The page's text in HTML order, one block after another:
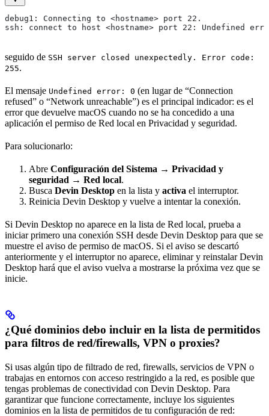
debug1: Connecting to <hostname> port 22.
ssh: connect to host <hostname> port 22: Undefined
seguido de SSH server closed unexpectedly. Error code:
255.
El mensaje Undefined error: 0 (en lugar de “Connection
refused” o “Network unreachable”) es el principal indicador: es el
error que devuelve macOS cuando no se ha concedido a una
aplicación el permiso de Red local en Privacidad y seguridad.
Para solucionarlo:
Abre Configuración del Sistema → Privacidad y
seguridad → Red local.
Busca Devin Desktop en la lista y activa el interruptor.
Reinicia Devin Desktop y vuelve a intentar la conexión.
Si Devin Desktop no aparece en la lista de Red local, prueba a
iniciar primero una conexión SSH desde Devin Desktop para que se
muestre el aviso de permiso de macOS. Si el aviso se descartó
anteriormente y el interruptor no aparece, eliminar y reinstalar Devin
Desktop hará que el aviso vuelva a mostrarse la próxima vez que se
inicie.
¿Qué dominios debo incluir en la lista de permitidos
para filtros de red/firewalls, VPN o proxies?
Si usas algún tipo de filtrado de red, firewalls, servicios de VPN o
trabajas en entornos con acceso restringido a la red, es posible que
tengas problemas de conectividad con Devin Desktop. Para
garantizar que funcione correctamente, incluye los siguientes
dominios en la lista de permitidos de tu configuración de red: